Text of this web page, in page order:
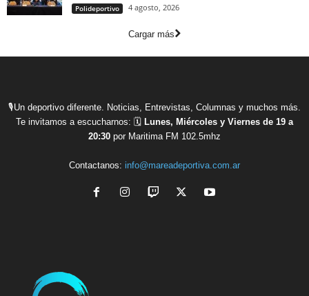
Polideportivo 4 agosto, 2026
Cargar más
🎙Un deportivo diferente. Noticias, Entrevistas, Columnas y muchos más.
Te invitamos a escucharnos: 🗓 Lunes, Miércoles y Viernes de 19 a
20:30 por Maritima FM 102.5mhz
Contactanos: info@mareadeportiva.com.ar